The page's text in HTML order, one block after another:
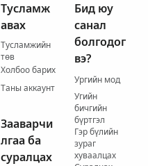
Тусламж
авах
Тусламжийн
төв
Холбоо барих
Таны аккаунт
Зааварчи
лгаа ба
суралцах
Бид юу
санал
болгодог
вэ?
Ургийн мод
Угийн
бичгийн
бүртгэл
Гэр бүлийн
зураг
хуваалцах